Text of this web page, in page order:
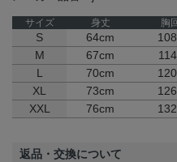
サイズ 身丈 胸
S 64cm
M
67cm
L
70cm
XL
73cm
XXL
76cm
返品・交換について